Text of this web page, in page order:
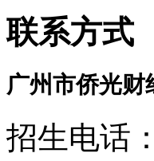
联系方式
广州市侨光
招生电话：